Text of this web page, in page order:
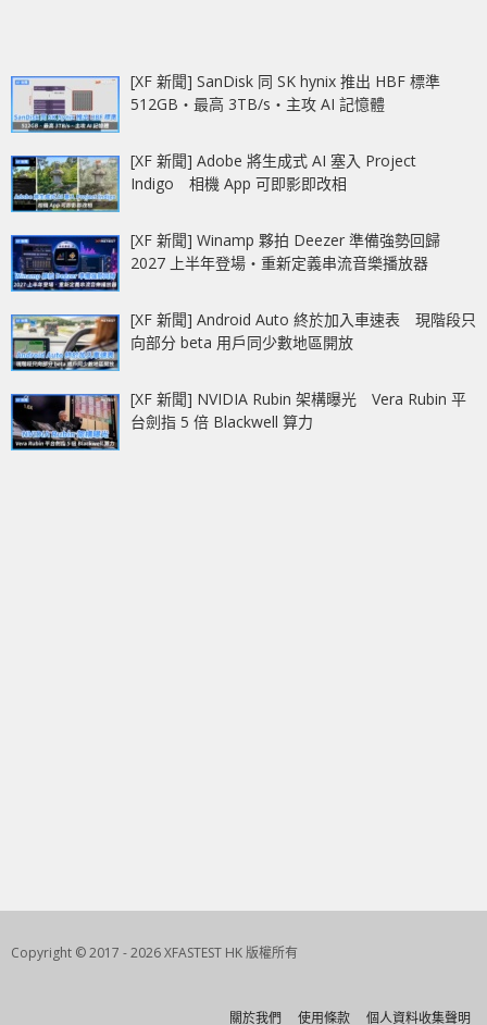
[XF 新聞] SanDisk 同 SK hynix 推出 HBF 標準
512GB‧最高 3TB/s‧主攻 AI 記憶體
[XF 新聞] Adobe 將生成式 AI 塞入 Project
Indigo 相機 App 可即影即改相
[XF 新聞] Winamp 夥拍 Deezer 準備強勢回歸
2027 上半年登場‧重新定義串流音樂播放器
[XF 新聞] Android Auto 終於加入車速表 現階段只
向部分 beta 用戶同少數地區開放
[XF 新聞] NVIDIA Rubin 架構曝光 Vera Rubin 平
台劍指 5 倍 Blackwell 算力
Copyright © 2017 - 2026 XFASTEST HK 版權所有
關於我們 使用條款 個人資料收集聲明